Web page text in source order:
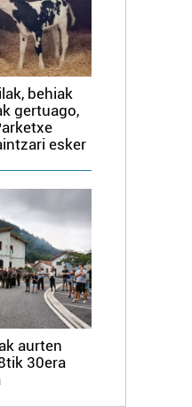
behiak
gertuago,
esker
aurten
30era